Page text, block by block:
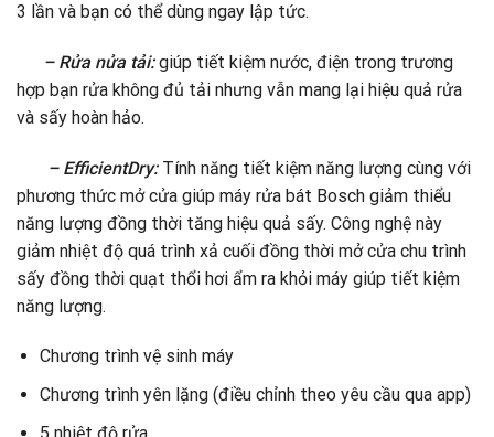
3 lần và bạn có thể dùng ngay lập tức.
– Rửa nửa tải:giúp tiết kiệm nước, điện trong trương
hợp bạn rửa không đủ tải nhưng vẫn mang lại hiệu quả rửa
và sấy hoàn hảo.
– EfficientDry: Tính năng tiết kiệm năng lượng cùng với
phương thức mở cửa giúp máy rửa bát Bosch giảm thiểu
năng lượng đồng thời tăng hiệu quả sấy. Công nghệ này
giảm nhiệt độ quá trình xả cuối đồng thời mở cửa chu trình
sấy đồng thời quạt thổi hơi ẩm ra khỏi máy giúp tiết kiệm
năng lượng.
Chương trình vệ sinh máy
Chương trình yên lặng (điều chỉnh theo yêu cầu qua app)
5 nhiệt độ rửa